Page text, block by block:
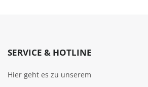
SERVICE & HOTLINE
Hier geht es zu unserem